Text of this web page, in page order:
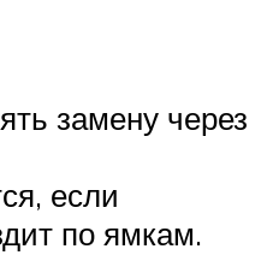
замену через
если
по ямкам.